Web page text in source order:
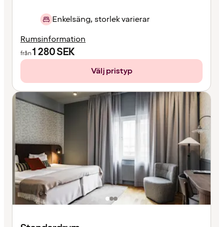
Enkelsäng, storlek varierar
Rumsinformation
från1 280SEK
Välj pristyp